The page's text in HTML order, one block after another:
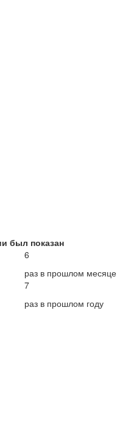
был показан
6
раз в прошлом месяце
7
раз в прошлом году